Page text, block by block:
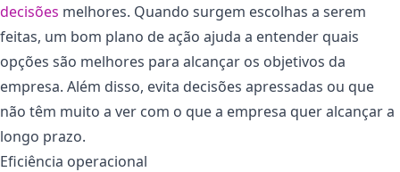
decisões melhores. Quando surgem escolhas a serem
feitas, um bom plano de ação ajuda a entender quais
opções são melhores para alcançar os objetivos da
empresa. Além disso, evita decisões apressadas ou que
não têm muito a ver com o que a empresa quer alcançar a
longo prazo.
Eficiência operacional